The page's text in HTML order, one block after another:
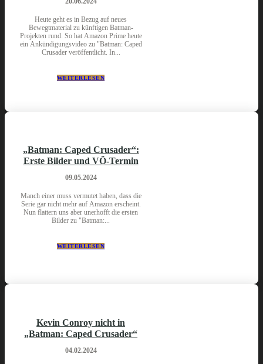
Heute geht es in Bezug auf neues
Bewegtmaterial zu künftigen Batman-
Projekten rund. So hat Amazon Prime heute
ein Ankündigungsvideo zu "Batman: Caped
Crusader veröffentlicht. In...
WEITERLESEN
„Batman: Caped Crusader“:
Erste Bilder und VÖ-Termin
09.05.2024
Manch einer muss vermutet haben, dass die
Serie gar nicht mehr auf Amazon erscheint.
Nun flattern uns aber unerhofft die ersten
Bilder zu "Batman:...
WEITERLESEN
Kevin Conroy nicht in
„Batman: Caped Crusader“
04.02.2024